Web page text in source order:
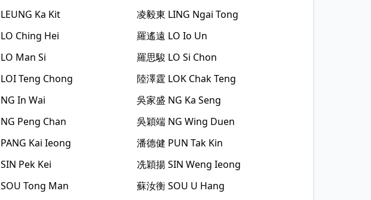
LEUNG Ka Kit 凌毅東 LING Ngai Tong
LO Ching Hei 羅遙遠 LO Io Un
LO Man Si 羅思駿 LO Si Chon
LOI Teng Chong 陸澤霆 LOK Chak Teng
NG In Wai 吳家盛 NG Ka Seng
NG Peng Chan 吳穎端 NG Wing Duen
PANG Kai Ieong 潘德健 PUN Tak Kin
SIN Pek Kei 冼穎揚 SIN Weng Ieong
SOU Tong Man 蘇汝衡 SOU U Hang